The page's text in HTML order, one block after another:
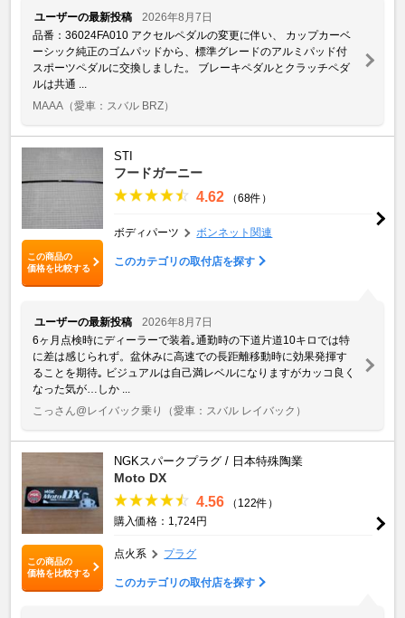
ユーザーの最新投稿
2026年8月7日
品番：36024FA010 アクセルペダルの変更に伴い、 カップカーベ
ーシック純正のゴムパッドから、標準グレードのアルミパッド付
スポーツペダルに交換しました。 ブレーキペダルとクラッチペダ
ルは共通 ...
MAAA （愛車：スバル BRZ）
この商品の
価格を比較する
STI
フードガーニー
4.62 （68件）
ボディパーツ ボンネット関連
このカテゴリの取付店を探す
ユーザーの最新投稿
2026年8月7日
6ヶ月点検時にディーラーで装着｡通勤時の下道片道10キロでは特
に差は感じられず。盆休みに高速での長距離移動時に効果発揮す
ることを期待｡ ビジュアルは自己満レベルになりますがカッコ良く
なった気が…しか ...
こっさん@レイバック乗り
（愛車：スバル レイバック）
この商品の
価格を比較する
NGKスパークプラグ / 日本特殊陶業
Moto DX
4.56
（122件）
購入価格：1,724円
点火系 プラグ
このカテゴリの取付店を探す